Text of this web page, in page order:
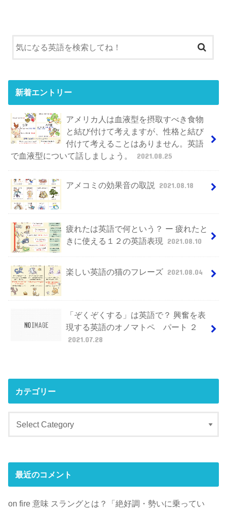
新着エントリー
アメリカ人は血液型を摂取すべき食物
と結び付けて考えますが、性格と結び
付けて考えることはありません。英語
で血液型について話しましょう。
2021.08.25
アメコミの効果音の取説 2021.08.18
疲れたは英語で何という？ ー 疲れたと
きに使える１２の英語表現
2021.08.10
楽しい英語の猫のフレーズ 2021.08.04
「ぞくぞくする」は英語で？ 興奮を表
現する英語のオノマトペ パート ２
2021.07.28
カテゴリー
最近のコメント
on fire 意味 スラングとは？「絶好調・勢いに乗ってい